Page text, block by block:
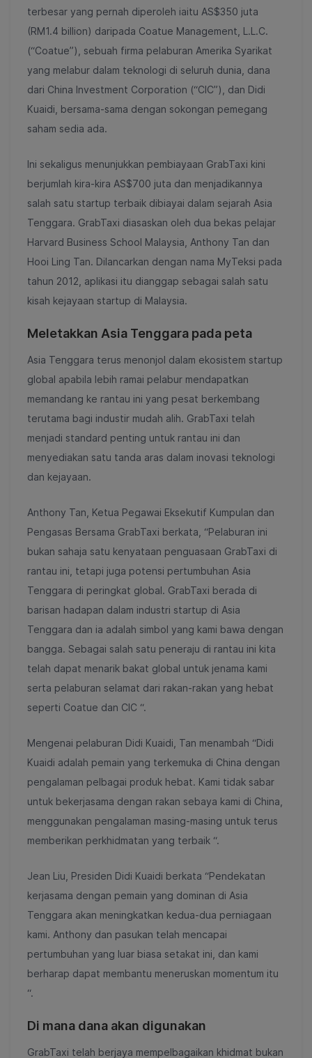
terbesar yang pernah diperoleh iaitu AS$350 juta
(RM1.4 billion) daripada Coatue Management, L.L.C.
(“Coatue”), sebuah firma pelaburan Amerika Syarikat
yang melabur dalam teknologi di seluruh dunia, dana
dari China Investment Corporation (“CIC”), dan Didi
Kuaidi, bersama-sama dengan sokongan pemegang
saham sedia ada.
Ini sekaligus menunjukkan pembiayaan GrabTaxi kini
berjumlah kira-kira AS$700 juta dan menjadikannya
salah satu startup terbaik dibiayai dalam sejarah Asia
Tenggara. GrabTaxi diasaskan oleh dua bekas pelajar
Harvard Business School Malaysia, Anthony Tan dan
Hooi Ling Tan. Dilancarkan dengan nama MyTeksi pada
tahun 2012, aplikasi itu dianggap sebagai salah satu
kisah kejayaan startup di Malaysia.
Meletakkan Asia Tenggara pada peta
Asia Tenggara terus menonjol dalam ekosistem startup
global apabila lebih ramai pelabur mendapatkan
memandang ke rantau ini yang pesat berkembang
terutama bagi industir mudah alih. GrabTaxi telah
menjadi standard penting untuk rantau ini dan
menyediakan satu tanda aras dalam inovasi teknologi
dan kejayaan.
Anthony Tan, Ketua Pegawai Eksekutif Kumpulan dan
Pengasas Bersama GrabTaxi berkata, “Pelaburan ini
bukan sahaja satu kenyataan penguasaan GrabTaxi di
rantau ini, tetapi juga potensi pertumbuhan Asia
Tenggara di peringkat global. GrabTaxi berada di
barisan hadapan dalam industri startup di Asia
Tenggara dan ia adalah simbol yang kami bawa dengan
bangga. Sebagai salah satu peneraju di rantau ini kita
telah dapat menarik bakat global untuk jenama kami
serta pelaburan selamat dari rakan-rakan yang hebat
seperti Coatue dan CIC “.
Mengenai pelaburan Didi Kuaidi, Tan menambah “Didi
Kuaidi adalah pemain yang terkemuka di China dengan
pengalaman pelbagai produk hebat. Kami tidak sabar
untuk bekerjasama dengan rakan sebaya kami di China,
menggunakan pengalaman masing-masing untuk terus
memberikan perkhidmatan yang terbaik “.
Jean Liu, Presiden Didi Kuaidi berkata “Pendekatan
kerjasama dengan pemain yang dominan di Asia
Tenggara akan meningkatkan kedua-dua perniagaan
kami. Anthony dan pasukan telah mencapai
pertumbuhan yang luar biasa setakat ini, dan kami
berharap dapat membantu meneruskan momentum itu
“.
Di mana dana akan digunakan
GrabTaxi telah berjaya mempelbagaikan khidmat bukan